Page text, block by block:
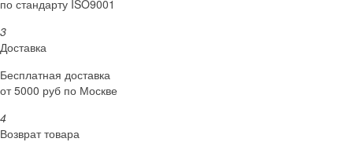
по стандарту ISO9001
3
Доставка
Бесплатная доставка
от 5000 руб по Москве
4
Возврат товара